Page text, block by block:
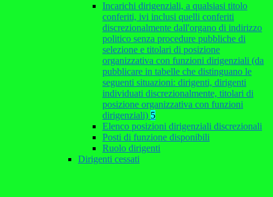
Incarichi dirigenziali, a qualsiasi titolo
conferiti, ivi inclusi quelli conferiti
discrezionalmente dall'organo di indirizzo
politico senza procedure pubbliche di
selezione e titolari di posizione
organizzativa con funzioni dirigenziali (da
pubblicare in tabelle che distinguano le
seguenti situazioni: dirigenti, dirigenti
individuati discrezionalmente, titolari di
posizione organizzativa con funzioni
dirigenziali) 5
Elenco posizioni dirigenziali discrezionali
Posti di funzione disponibili
Ruolo dirigenti
Dirigenti cessati